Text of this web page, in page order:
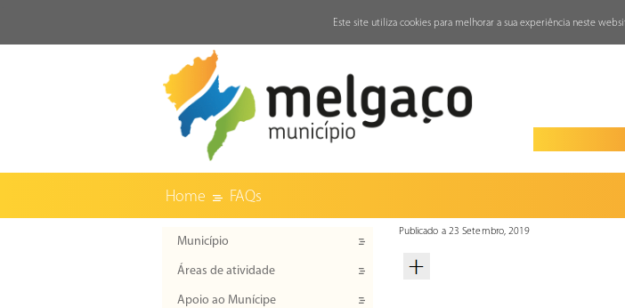
Home FAQs
Publicado a 23 Setembro, 2019
Município
Áreas de atividade
Apoio ao Munícipe
Este site utiliza cookies para melhorar a sua experiência neste